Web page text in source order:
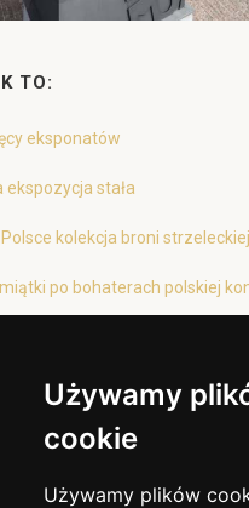
Używamy
cookie
Używamy plików
TO:
eksponatów
ekspozycja stała
kolekcja broni strzeleckiej
po bohaterach polskiej
edukacyjna